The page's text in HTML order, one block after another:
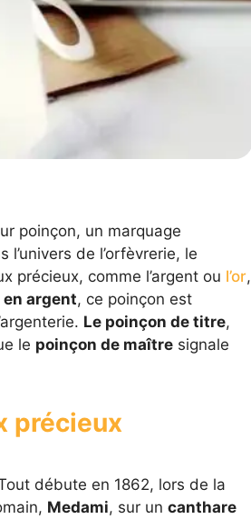
poinçon, un marquage
de l’orfèvrerie, le
précieux, comme l’argent ou l’or,
argent, ce poinçon est
Le poinçon de titre,
le poinçon de maîtresignale
précieux
débute en 1862, lors de la
Medami, sur un canthare